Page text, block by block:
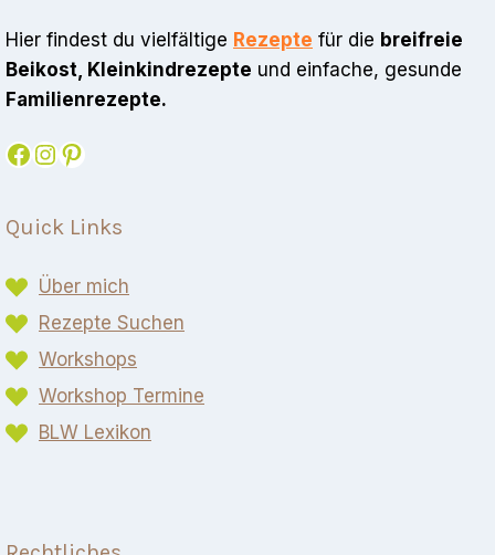
Hier findest du vielfältige Rezepte für die breifreie
Beikost, Kleinkindrezepte und einfache, gesunde
Familienrezepte.
Facebook
Instagram
Pinterest
Quick Links
Über mich
Rezepte Suchen
Workshops
Workshop Termine
BLW Lexikon​